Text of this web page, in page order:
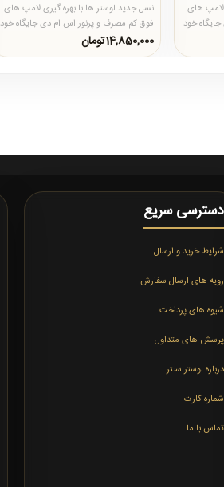
لامپ های
خود
نسل جدید لوستر ها با بهره گیری لامپ های
فوق کم مصرف و پرنور اس ام دی جایگاه خود
را در سبد خرید مشتری..
14,850,000تومان
دسترسی سریع
شرایط خرید و ارسال
رویه های ارسال سفارش
شیوه های پرداخت
پرسش های متداول
درباره لوستر سنتر
شماره کارت
تماس با ما